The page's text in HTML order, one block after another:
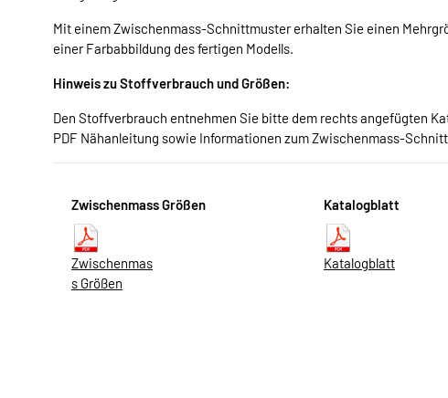
Mit einem Zwischenmass-Schnittmuster erhalten Sie einen
einer Farbabbildung des fertigen Modells.
Hinweis zu Stoffverbrauch und Größen:
Den Stoffverbrauch entnehmen Sie bitte dem rechts angefügten
PDF Nähanleitung sowie Informationen zum Zwischenmass-
Zwischenmass Größen
Zwischenmas
s Größen
Katalogblatt
Katalogblatt